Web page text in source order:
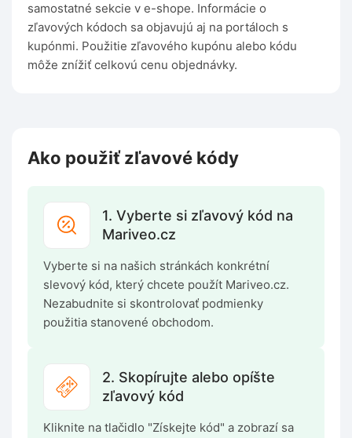
samostatné sekcie v e-shope. Informácie o
zľavových kódoch sa objavujú aj na portáloch s
kupónmi. Použitie zľavového kupónu alebo kódu
môže znížiť celkovú cenu objednávky.
Ako použiť zľavové kódy
1. Vyberte si zľavový kód na
Mariveo.cz
Vyberte si na našich stránkách konkrétní
slevový kód, který chcete použít Mariveo.cz.
Nezabudnite si skontrolovať podmienky
použitia stanovené obchodom.
2. Skopírujte alebo opíšte
zľavový kód
Kliknite na tlačidlo "Získejte kód" a zobrazí sa